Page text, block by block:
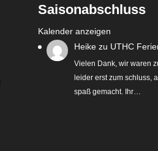
Saisonabschluss
Kalender anzeigen
Heike zu UTHC
Vielen Dank, wir waren
leider erst zum schluss,
spaß gemacht. Ihr…